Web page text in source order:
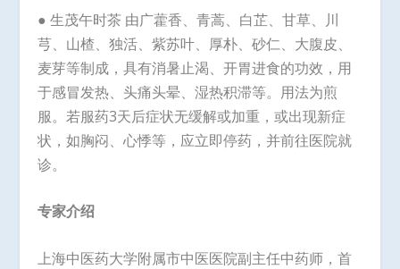
● 生茂午时茶 由广藿香、青蒿、白芷、甘草、川
芎、山楂、独活、紫苏叶、厚朴、砂仁、大腹皮、
麦芽等制成，具有消暑止渴、开胃进食的功效，用
于感冒发热、头痛头晕、湿热积滞等。用法为煎
服。若服药3天后症状无缓解或加重，或出现新症
状，如胸闷、心悸等，应立即停药，并前往医院就
诊。
专家介绍
上海中医药大学附属市中医医院副主任中药师，首